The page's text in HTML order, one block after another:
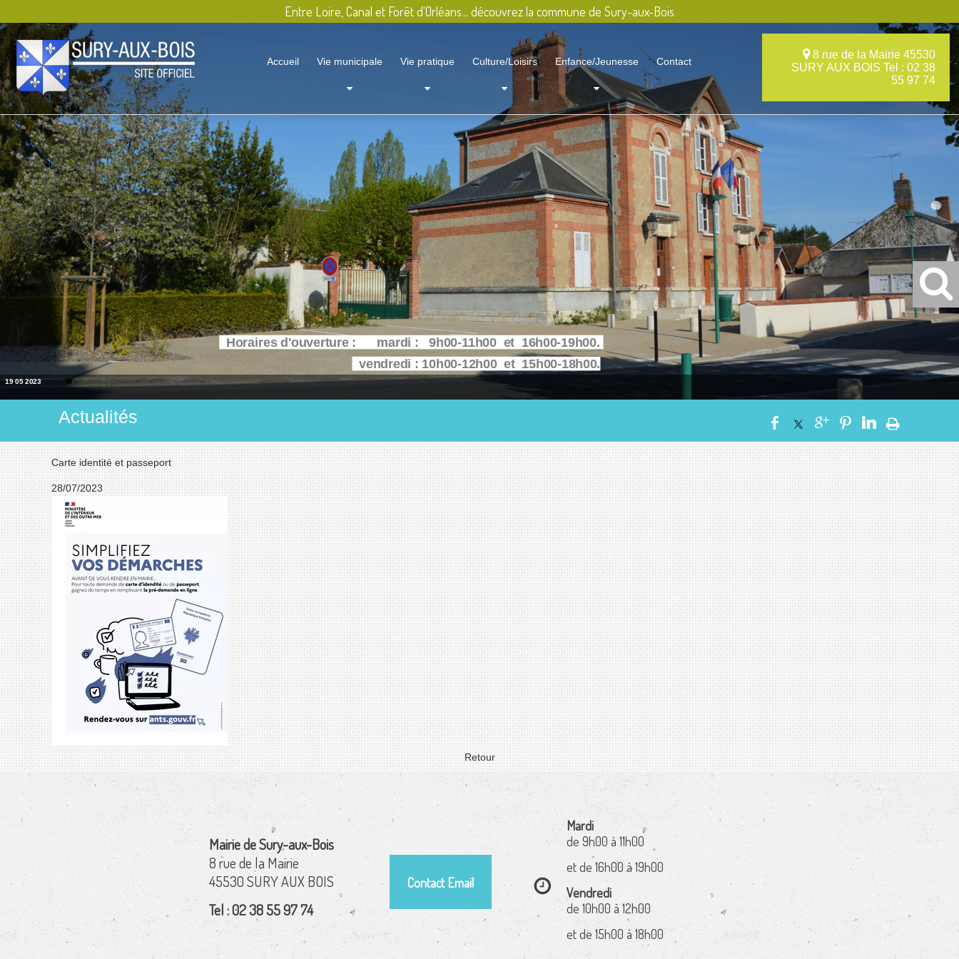
Entre Loire, Canal et Forêt d'Orléans... découvrez la commune de Sury-aux-Bois
8 rue de la Mairie 45530
SURY AUX BOIS Tel : 02 38
55 97 74
Accueil Vie municipale Vie pratique Culture/Loisirs Enfance/Jeunesse Contact
19 05 2023
Horaires d'ouverture : mardi : 9h00-11h00 et 16h00-19h00.
vendredi : 10h00-12h00 et 15h00-18h00.
Actualités
Carte identité et passeport
28/07/2023
Retour
Mairie de Sury-aux-Bois
8 rue de la Mairie
45530 SURY AUX BOIS
Tel : 02 38 55 97 74
Contact Email
Mardi
de 9h00 à 11h00
et de 16h00 à 19h00
Vendredi
de 10h00 à 12h00
et de 15h00 à 18h00